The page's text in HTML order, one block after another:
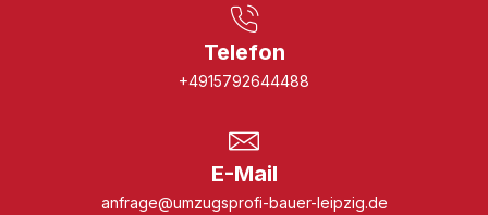
Telefon
+4915792644488
E-Mail
anfrage@umzugsprofi-bauer-leipzig.de